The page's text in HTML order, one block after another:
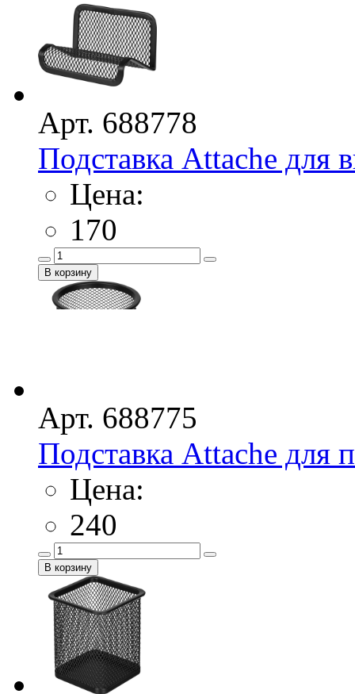
Арт. 688778
Подставка Attache для
Цена:
170
Арт. 688775
Подставка Attache для
Цена:
240